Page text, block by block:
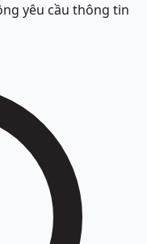
yêu cầu thông tin